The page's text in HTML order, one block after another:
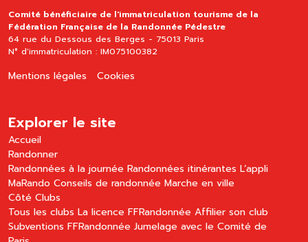
Comité bénéficiaire de l'immatriculation tourisme de la
Fédération Française de la Randonnée Pédestre
64 rue du Dessous des Berges - 75013 Paris
N° d'immatriculation : IM075100382
Mentions légales Cookies
Explorer le site
Accueil
Randonner
Randonnées à la journée Randonnées itinérantes L’appli
MaRando Conseils de randonnée Marche en ville
Côté Clubs
Tous les clubs La licence FFRandonnée Affilier son club
Subventions FFRandonnée Jumelage avec le Comité de